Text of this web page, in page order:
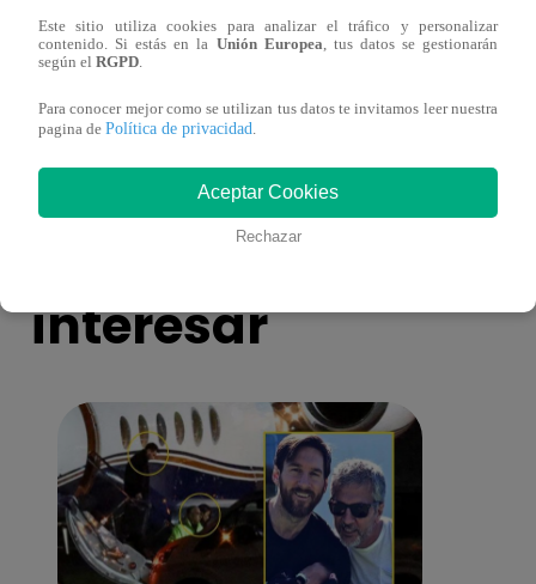
Monique Pardo y Adriana Zubiate jugaron
a la ‘Carta dulce’ en Noche de Patas
También te puede
interesar
Este sitio utiliza cookies para analizar el tráfico y personalizar
contenido. Si estás en la Unión Europea, tus datos se gestionarán
según el RGPD.
Para conocer mejor como se utilizan tus datos te invitamos leer nuestra
pagina de Política de privacidad.
Aceptar Cookies
Rechazar